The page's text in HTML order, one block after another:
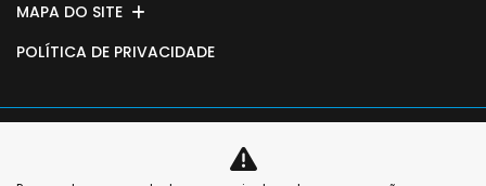
MAPA DO SITE
POLÍTICA DE PRIVACIDADE